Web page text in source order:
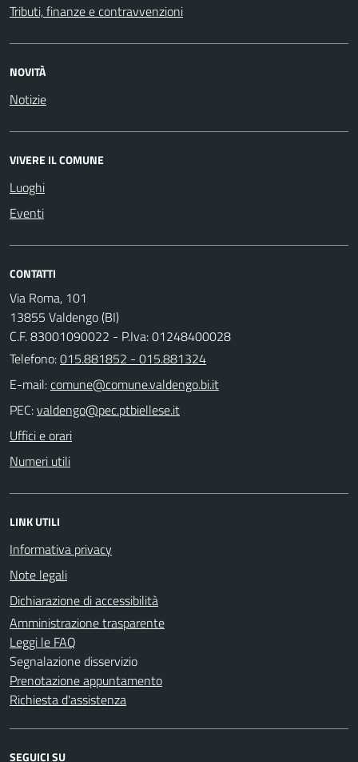
Tributi, finanze e contravvenzioni
NOVITÀ
Notizie
VIVERE IL COMUNE
Luoghi
Eventi
CONTATTI
Via Roma, 101
13855 Valdengo (BI)
C.F. 83001090022 - P.Iva: 01248400028
Telefono:015.881852 - 015.881324
E-mail:
PEC:
Uffici e orari
Numeri utili
LINK UTILI
Informativa privacy
Note legali
Dichiarazione di accessibilità
Amministrazione trasparente
Leggi le FAQ
Segnalazione disservizio
Prenotazione appuntamento
Richiesta d'assistenza
SEGUICI SU